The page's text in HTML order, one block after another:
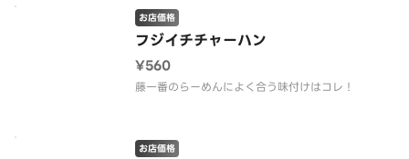
フジイチチャーハン
お店価格
¥560
藤一番のらーめんによく合う味付けはコレ！
お店価格